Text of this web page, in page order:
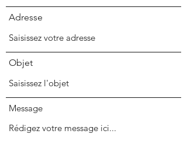
Adresse
Objet
Message